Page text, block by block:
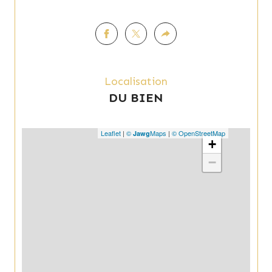
idéal pour les amoureux de nature, les
propriétaires de chevaux ou tout simplement
Une propriété rare sur le secteur, séduisante
plein sud et la beauté de son environnement.
Localisation
DU BIEN
+
−
Leaflet | © JawgMaps | © OpenStreetMap